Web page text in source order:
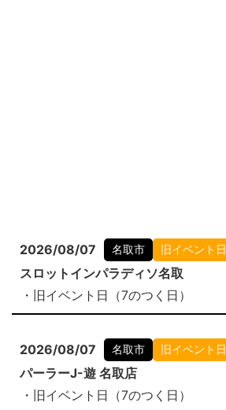
2026/08/07 名取市 旧イベント日
スロットインパラディソ名取
・旧イベント日（7のつく日）
2026/08/07 名取市 旧イベント日
パーラーJ-遊 名取店
・旧イベント日（7のつく日）